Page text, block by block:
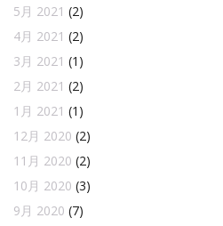
5月 2021 (2)
4月 2021 (2)
3月 2021 (1)
2月 2021 (2)
1月 2021 (1)
12月 2020 (2)
11月 2020 (2)
10月 2020 (3)
9月 2020 (7)